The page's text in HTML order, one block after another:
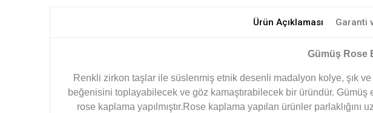
Ürün Açıklaması Garanti
Gümüş Rose
Renkli zirkon taşlar ile süslenmiş etnik desenli madalyon kolye, şık
beğenisini toplayabilecek ve göz kamaştırabilecek bir üründür.
rose kaplama yapılmıştır.Rose kaplama yapılan ürünler